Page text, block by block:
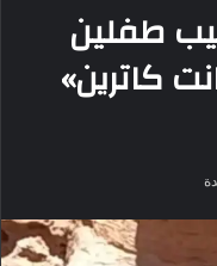
طفلين
كاترين»